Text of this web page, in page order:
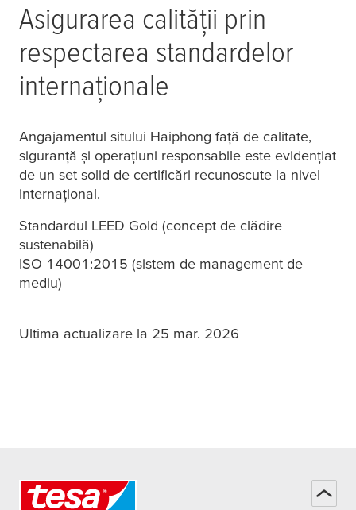
Asigurarea calității prin
respectarea standardelor
internaționale
Angajamentul sitului Haiphong față de calitate,
siguranță și operațiuni responsabile este evidențiat
de un set solid de certificări recunoscute la nivel
internațional.
Standardul LEED Gold (concept de clădire
sustenabilă)
ISO 14001:2015 (sistem de management de
mediu)
Ultima actualizare la 25 mar. 2026